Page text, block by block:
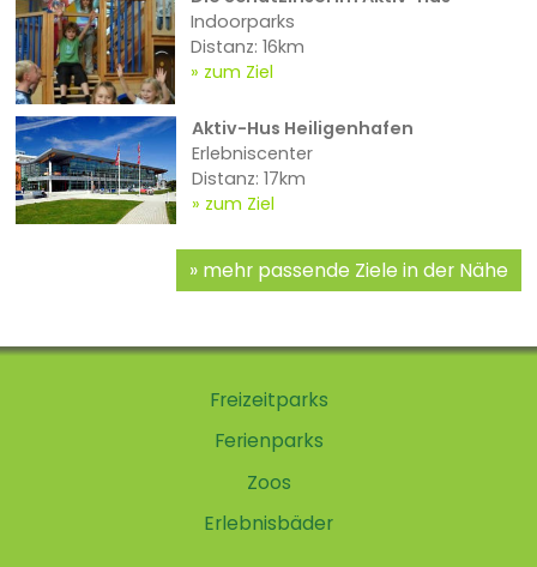
Indoorparks
Distanz: 16km
zum Ziel
Aktiv-Hus Heiligenhafen
Erlebniscenter
Distanz: 17km
zum Ziel
mehr passende Ziele in der Nähe
Freizeitparks
Ferienparks
Zoos
Erlebnisbäder